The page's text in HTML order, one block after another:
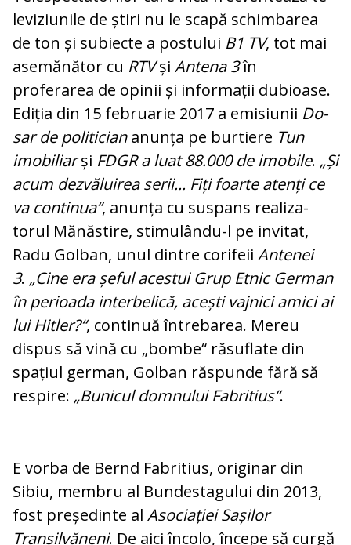
le­vi­ziu­nile de știri nu le scapă schim­barea
de ton și subiecte a pos­tului B1 TV, tot mai
ase­mă­nător cu RTVși Antena 3în
proferarea de opinii și in­for­ma­ții du­bi­oase.
Ediția din 15 fe­bruarie 2017 a emisiunii Do­
sar de politiciananun­ța pe burtiere Tun
imo­biliarși FDGR a lu­at 88.000 de imobile. „Și
acum dezvăluirea se­rii... Fiți foarte atenți ce
va continua“, anun­ța cu suspans reali­za­
torul Mănăstire, sti­mu­lându-l pe invitat,
Radu Golban, unul dintre co­rifeii Antenei
3. „Cine era șeful acestui Grup Etnic German
în pe­ri­oada interbelică, acești vajnici amici ai
lui Hit­ler?“, continuă în­tre­ba­rea. Mereu
dispus să vină cu „bombe“ răsu­fla­te din
spațiul ger­man, Golban răspunde fără să
respire: „Bu­ni­cul domnului Fabritius“.
E vor­ba de Bernd Fa­britius, originar din
Sibiu, membru al Bun­des­ta­gului din 2013,
fost președinte al Asociației Sașilor
Transilvăneni. De aici încolo, începe să curgă